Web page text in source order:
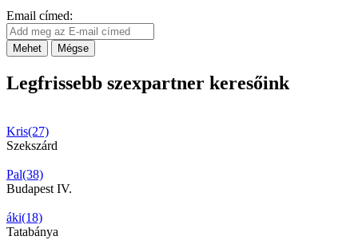
Email címed:
Mehet Mégse
Legfrissebb szexpartner keresőink
Kris(27)
Szekszárd
Pal(38)
Budapest IV.
áki(18)
Tatabánya